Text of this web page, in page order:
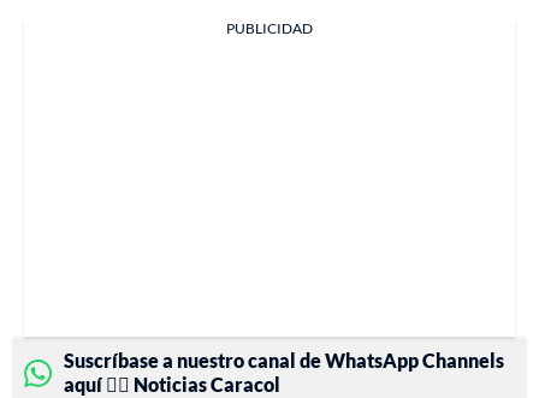
PUBLICIDAD
Suscríbase a nuestro canal de WhatsApp Channels
aquí 👉🏻 Noticias Caracol